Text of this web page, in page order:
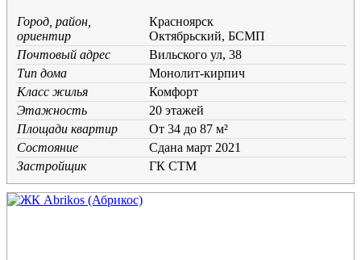
Город, район,
ориентир
Красноярск
Октябрьский, БСМП
Почтовый адрес
Вильского ул, 38
Тип дома
Монолит-кирпич
Класс жилья
Комфорт
Этажность
20 этажей
Площади квартир
От 34 до 87 м²
Состояние
Cдана март 2021
Застройщик
ГК СТМ